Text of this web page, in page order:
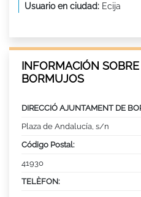
Usuario en ciudad: Ecija
INFORMACIÓN
BORMUJOS
DIRECCIÓ AJUNTAMENT DE
Plaza de Andalucía, s/n
Código Postal:
41930
TELÈFON: